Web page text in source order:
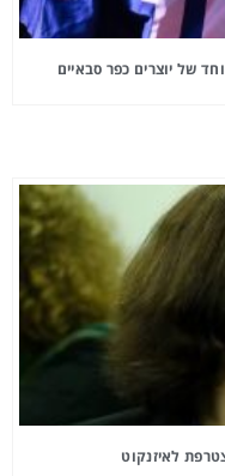
של יוצרים כפר סבאיים
לאיזנקוט